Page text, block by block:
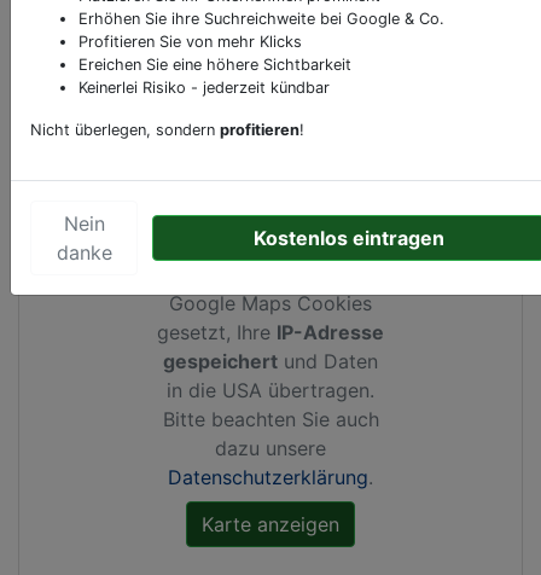
Durch Aktivierung dieser
Google Maps Cookies
gesetzt, Ihre IP-Adresse
gespeichert und Daten
in die USA übertragen.
Bitte beachten Sie auch
dazu unsere
Datenschutzerklärung.
Erhöhen Sie ihre Suchreichweite bei Google & Co.
Profitieren Sie von mehr Klicks
Ereichen Sie eine höhere Sichtbarkeit
Keinerlei Risiko - jederzeit kündbar
Nicht überlegen, sondern profitieren!
Nein
danke
Kostenlos eintragen